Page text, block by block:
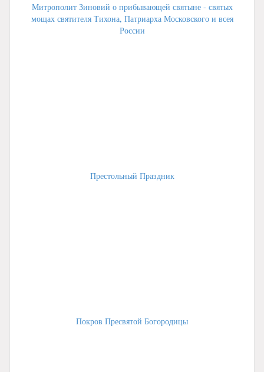
Митрополит Зиновий о прибывающей святыне - святых
мощах святителя Тихона, Патриарха Московского и всея
России
Престольный Праздник
Покров Пресвятой Богородицы